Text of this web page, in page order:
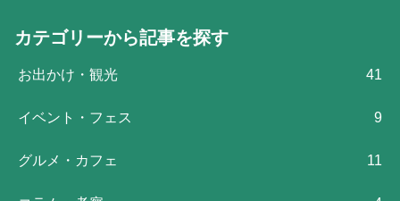
カテゴリーから記事を探す
お出かけ・観光 41
イベント・フェス 9
グルメ・カフェ 11